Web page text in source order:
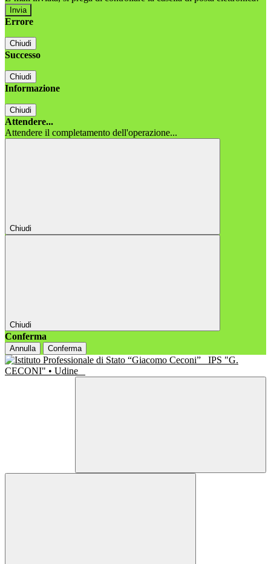
Errore
Chiudi
Successo
Chiudi
Informazione
Chiudi
Attendere...
Attendere il completamento dell'operazione...
Chiudi
Chiudi
Conferma
Annulla Conferma
IPS "G.
CECONI" • Udine